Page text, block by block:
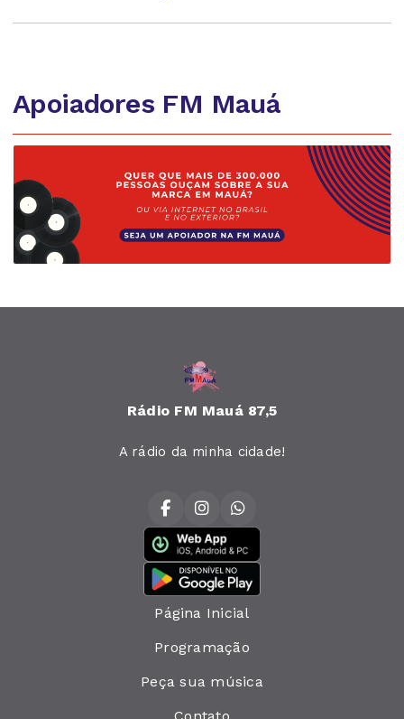
Apoiadores FM Mauá
Rádio FM Mauá 87,5
A rádio da minha cidade!
Página Inicial
Programação
Peça sua música